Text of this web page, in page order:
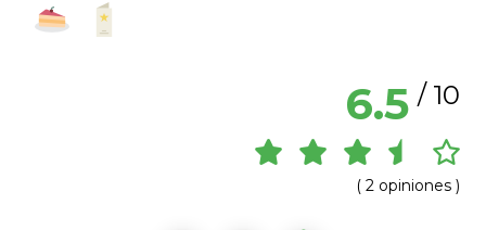
6.5 / 10
( 2 opiniones )